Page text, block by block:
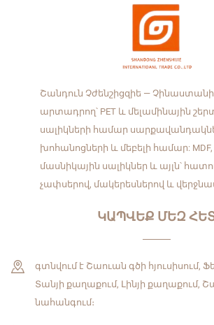
Շանդուն Չժենշիցզիե —
արտադրող՝ PET և մելամինային
սալիկների համար
խոհանոցների և մեբելի համար:
մասնիկային սալիկներ և այլն՝
չափսերով, մակերեսներով և
ԿԱՊՎԵՔ ՄԵԶ
գտնվում է Շաուան գծի հյուսիսում,
Տանյի քաղաքում, Լինյի քաղաքում,
նահանգում։